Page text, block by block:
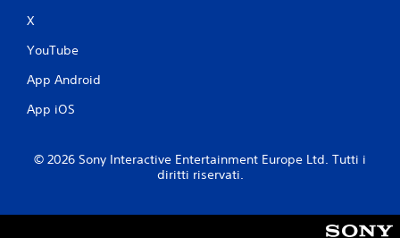
X
YouTube
App Android
App iOS
© 2026 Sony Interactive Entertainment Europe Ltd. Tutti i
diritti riservati.